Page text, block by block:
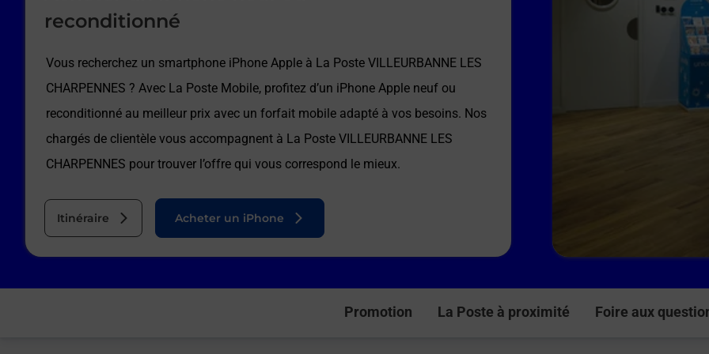
reconditionné
Vous recherchez un smartphone iPhone Apple à La Poste VILLEURBANNE LES
CHARPENNES ? Avec La Poste Mobile, profitez d’un iPhone Apple neuf ou
reconditionné au meilleur prix avec un forfait mobile adapté à vos besoins. Nos
chargés de clientèle vous accompagnent à La Poste VILLEURBANNE LES
CHARPENNES pour trouver l’offre qui vous correspond le mieux.
Itinéraire Acheter un iPhone
Promotion La Poste à proximité Foire aux